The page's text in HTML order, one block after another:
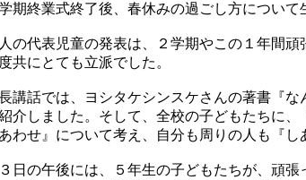
期終業式終了後、春休みの過ごし方について
の代表児童の発表は、２学期やこの１年間頑
共にとても立派でした。
講話では、ヨシタケシンスケさんの著書『
介しました。そして、全校の子どもたちに
あわせ』について考え、自分も周りの人も『
日の午後には、５年生の子どもたちが、頑張